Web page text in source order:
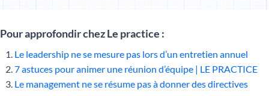
Pour approfondir chez Le practice :
Le leadership ne se mesure pas lors d’un entretien annuel
7 astuces pour animer une réunion d’équipe | LE PRACTICE
Le management ne se résume pas à donner des directives